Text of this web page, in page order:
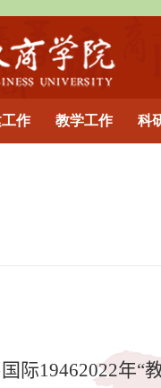
作 教学工作 科
际19462022年“